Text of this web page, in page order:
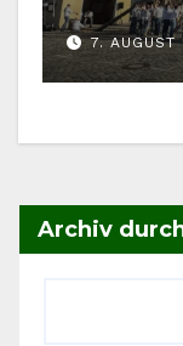
7. AUGUST
Archiv